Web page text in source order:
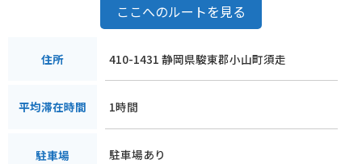
ここへのルートを見る
住所 410-1431 静岡県駿東郡小山町須走
平均滞在時間 1時間
駐車場 駐車場あり